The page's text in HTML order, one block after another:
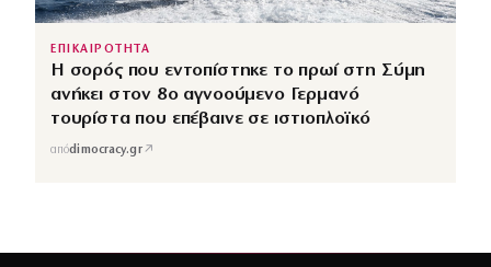
ΕΠΙΚΑΙΡΟΤΗΤΑ
Η σορός που εντοπίστηκε το πρωί στη Σύμη
ανήκει στον 8ο αγνοούμενο Γερμανό
τουρίστα που επέβαινε σε ιστιοπλοϊκό
απόdimocracy.gr↗